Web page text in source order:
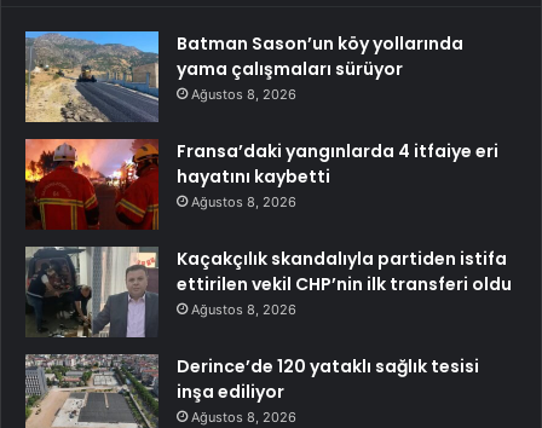
Batman Sason’un köy yollarında
yama çalışmaları sürüyor
Ağustos 8, 2026
Fransa’daki yangınlarda 4 itfaiye eri
hayatını kaybetti
Ağustos 8, 2026
Kaçakçılık skandalıyla partiden istifa
ettirilen vekil CHP’nin ilk transferi oldu
Ağustos 8, 2026
Derince’de 120 yataklı sağlık tesisi
inşa ediliyor
Ağustos 8, 2026